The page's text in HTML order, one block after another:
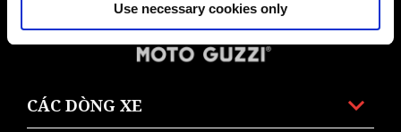
Use necessary cookies only
Tổng số lượng tem Kỳ đầu tiên
CÁC DÒNG XE